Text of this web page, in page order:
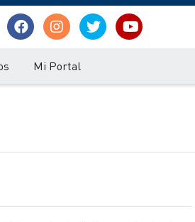
Mi Portal